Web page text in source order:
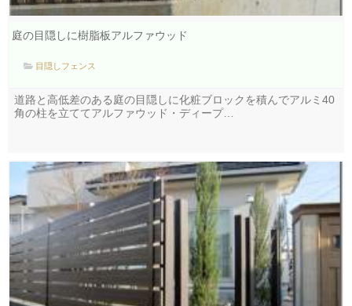
庭の目隠しに樹脂板アルファウッド
目隠しフェンス
道路と高低差のある庭の目隠しに化粧ブロックを積んでアルミ40
角の柱を立ててアルファウッド・ディープ…